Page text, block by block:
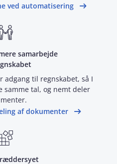
ved automatisering
samarbejde
adgang til regnskabet, så I
tal, og nemt deler
af dokumenter